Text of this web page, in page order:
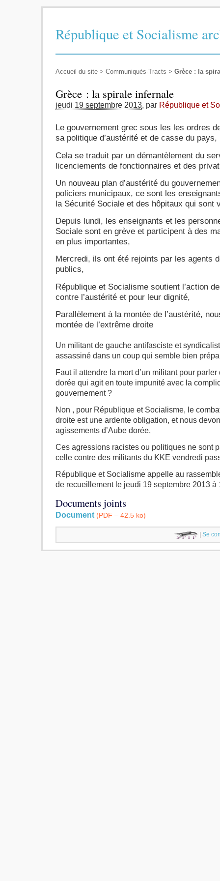
République et Socialisme
Accueil du site > Communiqués-Tracts > Grèce : la
Grèce : la spirale infernale
jeudi 19 septembre 2013, par République et
Le gouvernement grec sous les les ordres
sa politique d’austérité et de casse du pays,
Cela se traduit par un démantèlement du
licenciements de fonctionnaires et des
Un nouveau plan d’austérité du
policiers municipaux, ce sont les
la Sécurité Sociale et des hôpitaux qui sont
Depuis lundi, les enseignants et les
Sociale sont en grève et participent à des
en plus importantes,
Mercredi, ils ont été rejoints par les agents
publics,
République et Socialisme soutient l’action
contre l’austérité et pour leur dignité,
Parallèlement à la montée de l’austérité,
montée de l’extrême droite
Un militant de gauche antifasciste et
assassiné dans un coup qui semble bien
Faut il attendre la mort d’un militant pour parler
dorée qui agit en toute impunité avec la
gouvernement ?
Non , pour République et Socialisme, le
droite est une ardente obligation, et nous
agissements d’Aube dorée,
Ces agressions racistes ou politiques ne sont
celle contre des militants du KKE vendredi
République et Socialisme appelle au
de recueillement le jeudi 19 septembre 2013 à
Documents joints
Document (PDF – 42.5 ko)
Se